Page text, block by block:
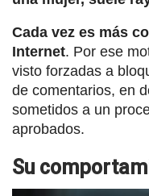
Cada vez es más
Internet. Por ese
visto forzadas a
de comentarios, en
sometidos a un
aprobados.
Su